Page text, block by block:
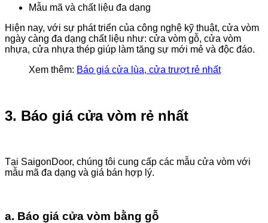
Mẫu mã và chất liệu đa dạng
Hiện nay, với sự phát triển của công nghệ kỹ thuật, cửa vòm
ngày càng đa dạng chất liệu như: cửa vòm gỗ, cửa vòm
nhựa, cửa nhựa thép giúp làm tăng sự mới mẻ và độc đáo.
Xem thêm: Báo giá cửa lùa, cửa trượt rẻ nhất
3. Báo giá cửa vòm​ rẻ nhất
Tại SaigonDoor, chúng tôi cung cấp các mẫu cửa vòm với
mẫu mã đa dạng và giá bán hợp lý.
a. Báo giá cửa vòm bằng gỗ